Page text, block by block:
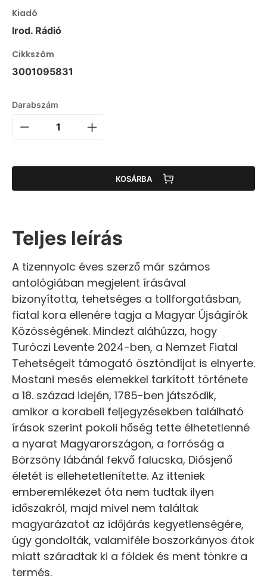
Kiadó
Irod. Rádió
Cikkszám
3001095831
Darabszám
KOSÁRBA
Teljes leírás
A tizennyolc éves szerző már számos
antológiában megjelent írásával
bizonyította, tehetséges a tollforgatásban,
fiatal kora ellenére tagja a Magyar Újságírók
Közösségének. Mindezt aláhúzza, hogy
Turóczi Levente 2024-ben, a Nemzet Fiatal
Tehetségeit támogató ösztöndíjat is elnyerte.
Mostani mesés elemekkel tarkított története
a 18. század idején, 1785-ben játszódik,
amikor a korabeli feljegyzésekben található
írások szerint pokoli hőség tette élhetetlenné
a nyarat Magyarországon, a forróság a
Börzsöny lábánál fekvő falucska, Diósjenő
életét is ellehetetlenítette. Az itteniek
emberemlékezet óta nem tudtak ilyen
időszakról, majd mivel nem találtak
magyarázatot az időjárás kegyetlenségére,
úgy gondolták, valamiféle boszorkányos átok
miatt száradtak ki a földek és ment tönkre a
termés.